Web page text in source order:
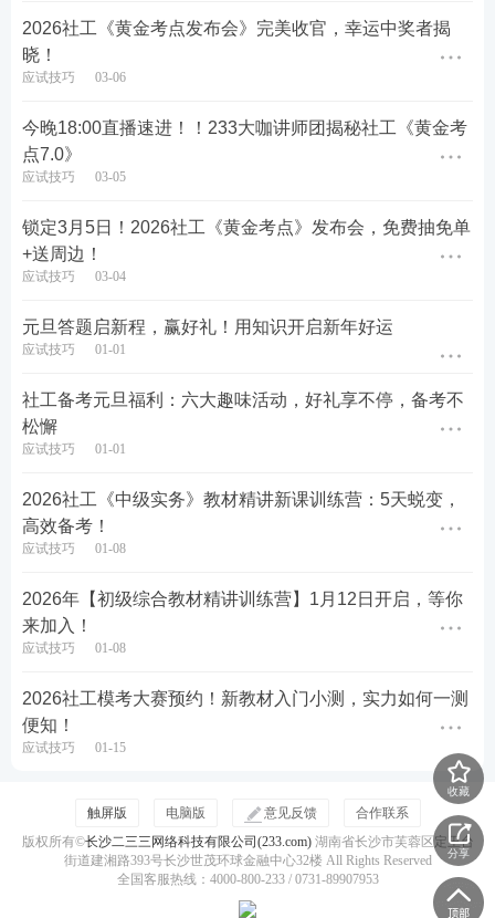
科!
参考笔记内容：
2026社工《黄金考点发布会》完美收官，幸运中奖者揭
晓！
应试技巧 03-06
今晚18:00直播速进！！233大咖讲师团揭秘社工《黄金考
点7.0》
应试技巧 03-05
锁定3月5日！2026社工《黄金考点》发布会，免费抽免单
+送周边！
应试技巧 03-04
元旦答题启新程，赢好礼！用知识开启新年好运
应试技巧 01-01
社工备考元旦福利：六大趣味活动，好礼享不停，备考不
松懈
应试技巧 01-01
2026社工《中级实务》教材精讲新课训练营：5天蜕变，
高效备考！
应试技巧 01-08
2026年【初级综合教材精讲训练营】1月12日开启，等你
来加入！
应试技巧 01-08
2026社工模考大赛预约！新教材入门小测，实力如何一测
便知！
应试技巧 01-15
收藏
分享
触屏版 电脑版 意见反馈
合作联系
版权所有©长沙二三三网络科技有限公司(233.com)湖南省长沙市芙蓉区定王台
街道建湘路393号长沙世茂环球金融中心32楼 All Rights Reserved
全国客服热线：4000-800-233 / 0731-89907953